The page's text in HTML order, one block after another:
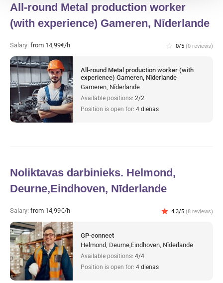
All-round Metal production worker
(with experience) Gameren, Nīderlande
Salary: from 14,99€/h star_border 0/5 (0 reviews)
All-round Metal production worker (with
experience) Gameren, Nīderlande
Gameren, Nīderlande
Available positions: 2/2
Position is open for: 4 dienas
Noliktavas darbinieks. Helmond,
Deurne,Eindhoven, Nīderlande
Salary: from 14,99€/h star 4.3/5 (8 reviews)
GP-connect
Helmond, Deurne,Eindhoven, Nīderlande
Available positions: 4/4
Position is open for: 4 dienas